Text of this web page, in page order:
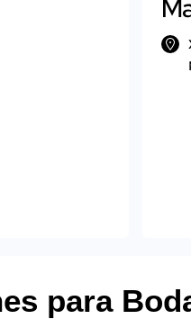
para